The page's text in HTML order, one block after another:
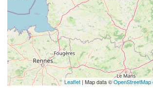
Leaflet | Map data ©OpenStreetMap